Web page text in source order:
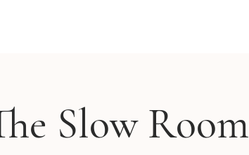
Slow Room